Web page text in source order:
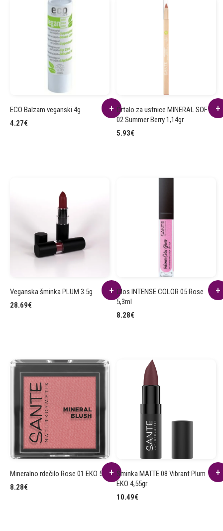
ECO Balzam veganski 4g
4.27€
Črtalo za ustnice MINERAL SOFT
02 Summer Berry 1,14gr
5.93€
Veganska šminka PLUM 3.5g
28.69€
Glos INTENSE COLOR 05 Rose
5,3ml
8.28€
Mineralno rdečilo Rose 01 EKO 5g
8.28€
Šminka MATTE 08 Vibrant Plum
EKO 4,55gr
10.49€